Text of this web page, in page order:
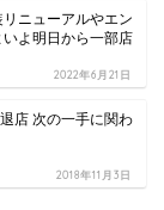
ニューアルやエン
いよ明日から一部店
2022年6月21日
店 次の一手に関わ
2018年11月3日